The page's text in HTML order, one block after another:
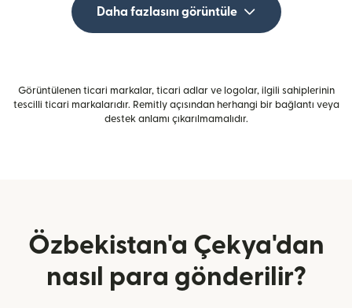
Daha fazlasını görüntüle
Görüntülenen ticari markalar, ticari adlar ve logolar, ilgili sahiplerinin
tescilli ticari markalarıdır. Remitly açısından herhangi bir bağlantı veya
destek anlamı çıkarılmamalıdır.
Özbekistan'a Çekya'dan
nasıl para gönderilir?